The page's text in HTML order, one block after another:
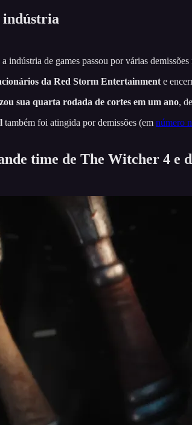
indústria
indústria de games passou por várias
da Red Storm Entertainment e
sua quarta rodada de cortes em um ano,
também foi atingida por demissões (em número
time de The Witcher 4 e